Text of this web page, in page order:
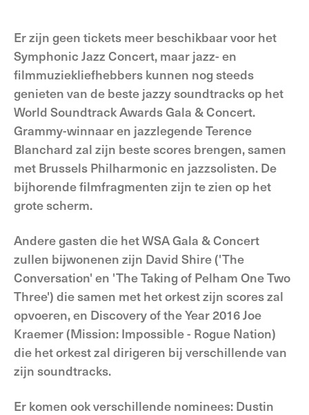
Er zijn geen tickets meer beschikbaar voor het
Symphonic Jazz Concert, maar jazz- en
filmmuziekliefhebbers kunnen nog steeds
genieten van de beste jazzy soundtracks op het
World Soundtrack Awards Gala & Concert.
Grammy-winnaar en jazzlegende Terence
Blanchard zal zijn beste scores brengen, samen
met Brussels Philharmonic en jazzsolisten. De
bijhorende filmfragmenten zijn te zien op het
grote scherm.
Andere gasten die het WSA Gala & Concert
zullen bijwonenen zijn David Shire ('The
Conversation' en 'The Taking of Pelham One Two
Three') die samen met het orkest zijn scores zal
opvoeren, en Discovery of the Year 2016 Joe
Kraemer (Mission: Impossible - Rogue Nation)
die het orkest zal dirigeren bij verschillende van
zijn soundtracks.
Er komen ook verschillende nominees: Dustin